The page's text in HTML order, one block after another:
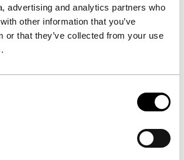
advertising and analytics partners who
other information that you’ve
or that they’ve collected from your use
35mm